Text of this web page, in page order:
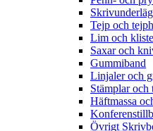
Tejp och
Lim och
Saxar och
Gummiband
Linjaler och
Stämplar och
Häftmassa
Övrigt